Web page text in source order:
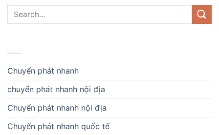
Chuyển phát nhanh
chuyển phát nhanh nội địa
Chuyển phát nhanh nội địa
Chuyển phát nhanh quốc tế